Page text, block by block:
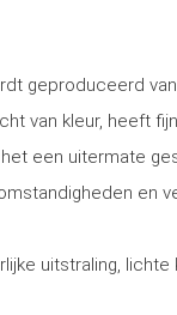
geproduceerd
van kleur, heeft
een uitermate
en
uitstraling,